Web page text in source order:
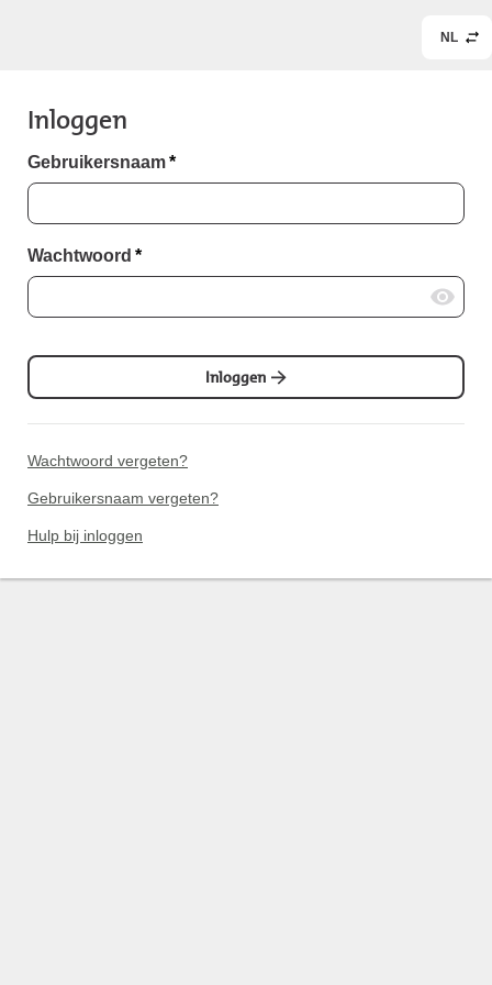
NL
Inloggen
Gebruikersnaam*
Wachtwoord *
Inloggen
Wachtwoord vergeten?
Gebruikersnaam vergeten?
Hulp bij inloggen